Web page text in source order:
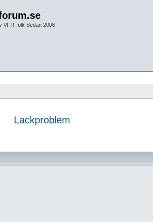
VFR-folk Sedan 2006
Lackproblem